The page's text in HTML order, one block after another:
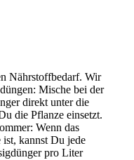
Nährstoffbedarf. Wir
Mische bei der
direkt unter die
die Pflanze einsetzt.
Wenn das
kannst Du jede
pro Liter